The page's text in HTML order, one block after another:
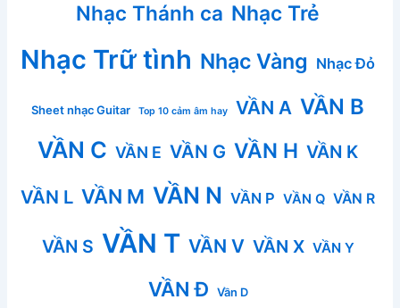
Nhạc Thánh ca Nhạc Trẻ
Nhạc Trữ tình Nhạc Vàng Nhạc Đỏ
Sheet nhạc Guitar Top 10 cảm âm hay VẦN A VẦN B
VẦN C VẦN E VẦN G VẦN H VẦN K
VẦN L VẦN M VẦN N VẦN P VẦN Q VẦN R
VẦN S VẦN T VẦN V VẦN X VẦN Y
VẦN Đ Vần D